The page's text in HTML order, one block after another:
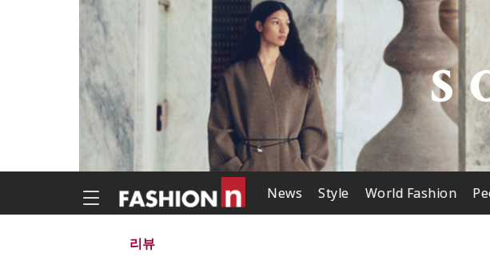
News Style World Fashion
리뷰